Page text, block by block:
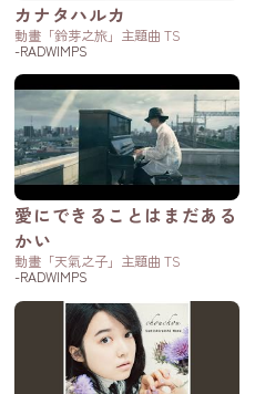
カナタハルカ
動畫「鈴芽之旅」主題曲 TS
-RADWIMPS
愛にできることはまだある
かい
動畫「天氣之子」主題曲 TS
-RADWIMPS